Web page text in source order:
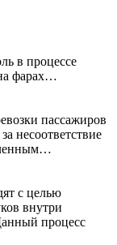
в процессе
фарах…
пассажиров
несоответствие
с целью
внутри
процесс